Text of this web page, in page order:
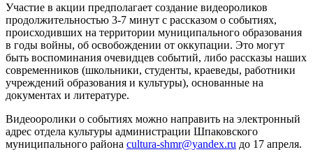
Участие в акции предполагает создание видеороликов
продолжительностью 3-7 минут с рассказом о событиях,
происходивших на территории муниципального образования
в годы войны, об освобождении от оккупации. Это могут
быть воспоминания очевидцев событий, либо рассказы наших
современников (школьники, студенты, краеведы, работники
учреждений образования и культуры), основанные на
документах и литературе.
Видеооролики о событиях можно направить на электронный
адрес отдела культуры администрации Шпаковского
муниципального района cultura-shmr@yandex.ru до 17 апреля.